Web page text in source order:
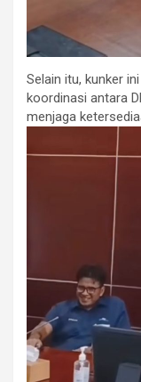
Selain itu, kunker
koordinasi antara
menjaga